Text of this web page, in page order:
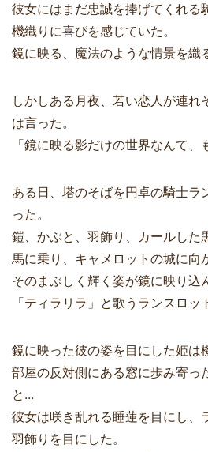
彼女にはまだ忠誠を捧げてくれる
機織りに喜びを感じていた。
鏡に映る、魔法のような情景を織
しかしある月夜、若い恋人が連れ
は言った。
「鏡に映る影だけの世界なんて、
ある日、塔のそばを円卓の騎士ラ
った。
鎧、かぶと、羽飾り、カールした
馬に乗り、キャメロットの城に向
そのまぶしく輝く姿が鏡に映り込
「ティラリラ」と歌うランスロッ
鏡に映った彼の姿を目にした姫は
部屋の反対側にある窓に歩み寄っ
と...
彼女は咲き乱れる睡蓮を目にし、
羽飾りを目にした。